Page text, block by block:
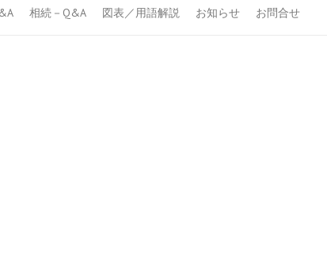
相続－Q&A 図表／用語解説 お知らせ お問合せ